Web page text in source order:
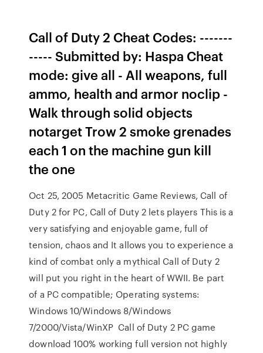
Call of Duty 2 Cheat Codes: -------
----- Submitted by: Haspa Cheat
mode: give all - All weapons, full
ammo, health and armor noclip -
Walk through solid objects
notarget Trow 2 smoke grenades
each 1 on the machine gun kill
the one
Oct 25, 2005 Metacritic Game Reviews, Call of
Duty 2 for PC, Call of Duty 2 lets players This is a
very satisfying and enjoyable game, full of
tension, chaos and It allows you to experience a
kind of combat only a mythical Call of Duty 2
will put you right in the heart of WWII. Be part
of a PC compatible; Operating systems:
Windows 10/Windows 8/Windows
7/2000/Vista/WinXP Call of Duty 2 PC game
download 100% working full version not highly